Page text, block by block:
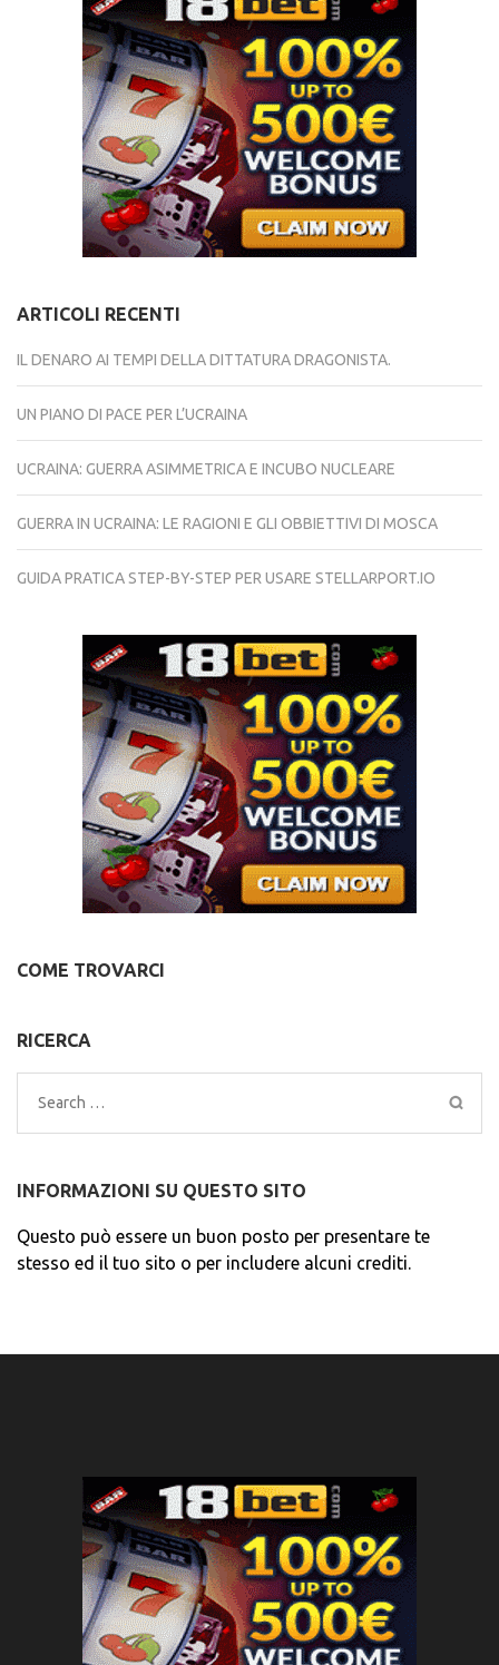
ARTICOLI RECENTI
IL DENARO AI TEMPI DELLA DITTATURA DRAGONISTA.
UN PIANO DI PACE PER L’UCRAINA
UCRAINA: GUERRA ASIMMETRICA E INCUBO NUCLEARE
GUERRA IN UCRAINA: LE RAGIONI E GLI OBBIETTIVI DI MOSCA
GUIDA PRATICA STEP-BY-STEP PER USARE STELLARPORT.IO
COME TROVARCI
RICERCA
Search
for:
INFORMAZIONI SU QUESTO SITO
Questo può essere un buon posto per presentare te
stesso ed il tuo sito o per includere alcuni crediti.